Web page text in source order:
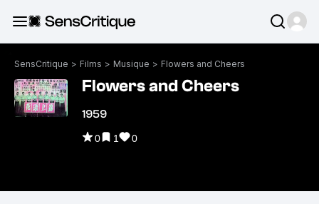
SensCritique > Films > Musique > Flowers and Cheers
Flowers and Cheers
1959
0 1 0